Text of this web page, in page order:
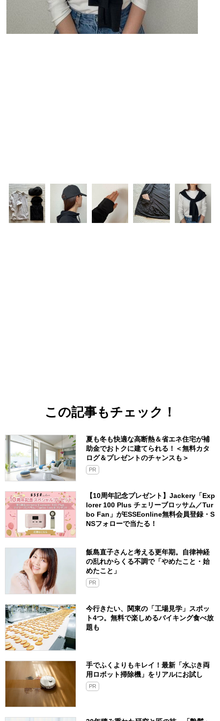
この記事もチェック！
夏も冬も快適な高断熱＆省エネ住宅が補
助金でおトクに建てられる！＜無料カタ
ログ＆プレゼントのチャンスも＞
PR
【10周年記念プレゼント】Jackery「Exp
lorer 100 Plus チェリーブロッサム／Tur
bo Fan」がESSEonline無料会員登録・S
NSフォローで当たる！
飯島直子さんと考える更年期。自律神経
の乱れからくる不調で「やめたこと・始
めたこと」
PR
今行きたい、関東の「工場見学」スポッ
ト4つ。無料で楽しめるバイキング食べ放
題も
手でふくよりもキレイ！最新「水ぶき両
用ロボット掃除機」をリアルにお試し
PR